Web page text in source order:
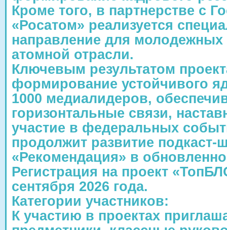
Кроме того, в партнерстве с
«Росатом» реализуется
направление для
атомной отрасли.
Ключевым результатом
формирование устойчивого
1000 медиалидеров,
горизонтальные связи,
участие в федеральных
продолжит развитие подкаст-
«Рекомендация» в
Регистрация на проект
сентября 2026 года.
Категории участников:
К участию в проектах